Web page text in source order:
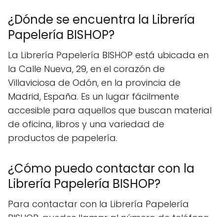
¿Dónde se encuentra la Librería
Papelería BISHOP?
La Librería Papelería BISHOP está ubicada en
la Calle Nueva, 29, en el corazón de
Villaviciosa de Odón, en la provincia de
Madrid, España. Es un lugar fácilmente
accesible para aquellos que buscan material
de oficina, libros y una variedad de
productos de papelería.
¿Cómo puedo contactar con la
Librería Papelería BISHOP?
Para contactar con la Librería Papelería